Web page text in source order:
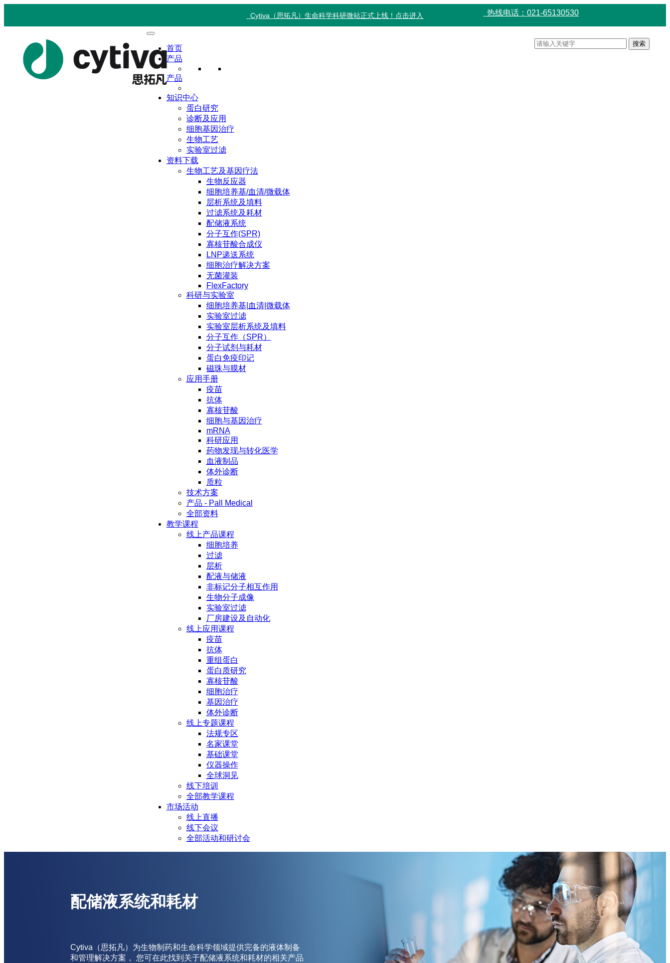
Cytiva（思拓凡）生命科学科研微站正式上线！点击进入 热线电话：021-65130530
首页
产品
产品
知识中心
蛋白研究
诊断及应用
细胞基因治疗
生物工艺
实验室过滤
资料下载
生物工艺及基因疗法
生物反应器
细胞培养基/血清/微载体
层析系统及填料
过滤系统及耗材
配储液系统
分子互作(SPR)
寡核苷酸合成仪
LNP递送系统
细胞治疗解决方案
无菌灌装
FlexFactory
科研与实验室
细胞培养基|血清|微载体
实验室过滤
实验室层析系统及填料
分子互作（SPR）
分子试剂与耗材
蛋白免疫印记
磁珠与膜材
应用手册
疫苗
抗体
寡核苷酸
细胞与基因治疗
mRNA
科研应用
药物发现与转化医学
血液制品
体外诊断
质粒
技术方案
产品 - Pall Medical
全部资料
教学课程
线上产品课程
细胞培养
过滤
层析
配液与储液
非标记分子相互作用
生物分子成像
实验室过滤
厂房建设及自动化
线上应用课程
疫苗
抗体
重组蛋白
蛋白质研究
寡核苷酸
细胞治疗
基因治疗
体外诊断
线上专题课程
法规专区
名家课堂
基础课堂
仪器操作
全球洞见
线下培训
全部教学课程
市场活动
线上直播
线下会议
全部活动和研讨会
配储液系统和耗材
Cytiva（思拓凡）为生物制药和生命科学领域提供完备的液体制备
和管理解决方案， 您可在此找到关于配储液系统和耗材的相关产品